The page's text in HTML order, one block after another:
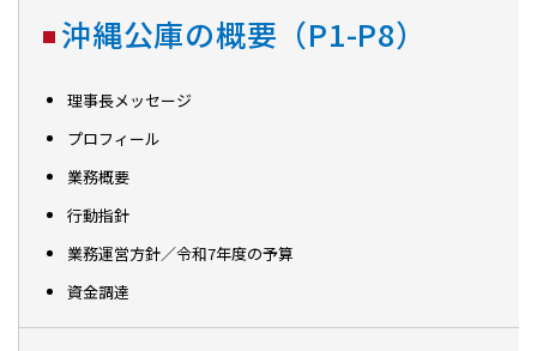
沖縄公庫の概要（P1-P8）
理事長メッセージ
プロフィール
業務概要
行動指針
業務運営方針／令和7年度の予算
資金調達